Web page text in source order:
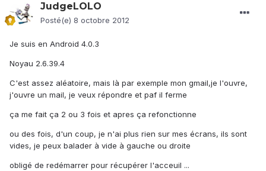
JudgeLOLO
Posté(e) 8 octobre 2012
Je suis en Android 4.0.3
Noyau 2.6.39.4
C'est assez aléatoire, mais là par exemple mon gmail,je l'ouvre,
j'ouvre un mail, je veux répondre et paf il ferme
ça me fait ça 2 ou 3 fois et apres ça refonctionne
ou des fois, d'un coup, je n'ai plus rien sur mes écrans, ils sont
vides, je peux balader à vide à gauche ou droite
obligé de redémarrer pour récupérer l'acceuil ...